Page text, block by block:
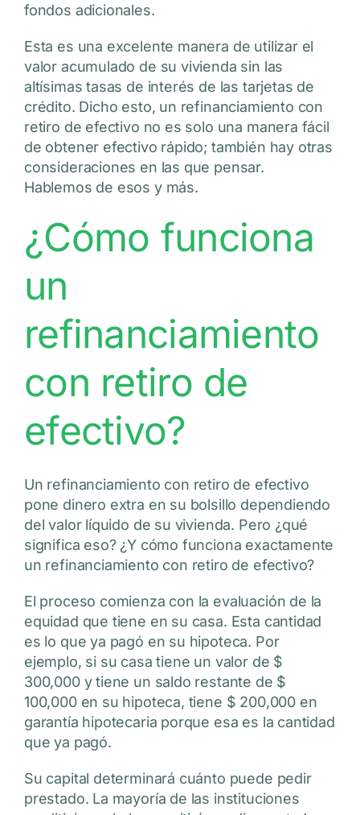
fondos adicionales.
Esta es una excelente manera de utilizar el
valor acumulado de su vivienda sin las
altísimas tasas de interés de las tarjetas de
crédito. Dicho esto, un refinanciamiento con
retiro de efectivo no es solo una manera fácil
de obtener efectivo rápido; también hay otras
consideraciones en las que pensar.
Hablemos de esos y más.
¿Cómo funciona
un
refinanciamiento
con retiro de
efectivo?
Un refinanciamiento con retiro de efectivo
pone dinero extra en su bolsillo dependiendo
del valor líquido de su vivienda. Pero ¿qué
significa eso? ¿Y cómo funciona exactamente
un refinanciamiento con retiro de efectivo?
El proceso comienza con la evaluación de la
equidad que tiene en su casa. Esta cantidad
es lo que ya pagó en su hipoteca. Por
ejemplo, si su casa tiene un valor de $
300,000 y tiene un saldo restante de $
100,000 en su hipoteca, tiene $ 200,000 en
garantía hipotecaria porque esa es la cantidad
que ya pagó.
Su capital determinará cuánto puede pedir
prestado. La mayoría de las instituciones